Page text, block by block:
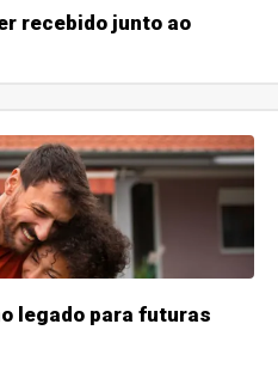
recebido junto ao
legado para futuras